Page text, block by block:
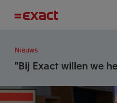
Nieuws
"Bij Exact willen we